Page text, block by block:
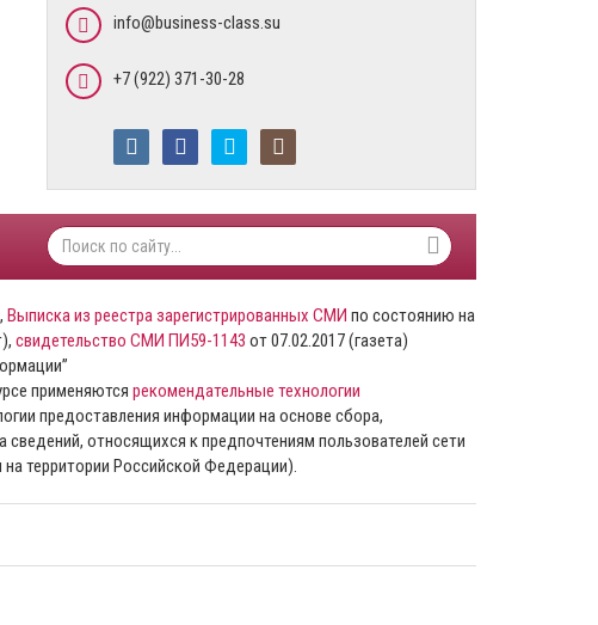
info@business-class.su
+7 (922) 371-30-28
Выписка из реестра зарегистрированных СМИ по состоянию на
свидетельство СМИ ПИ59-1143 от 07.02.2017 (газета)
применяются рекомендательные технологии
предоставления информации на основе сбора,
сведений, относящихся к предпочтениям пользователей сети
территории Российской Федерации).